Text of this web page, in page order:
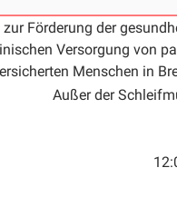
Verein zur Förderung der
medizinischen Versorgung
nichtversicherten Menschen
Außer der